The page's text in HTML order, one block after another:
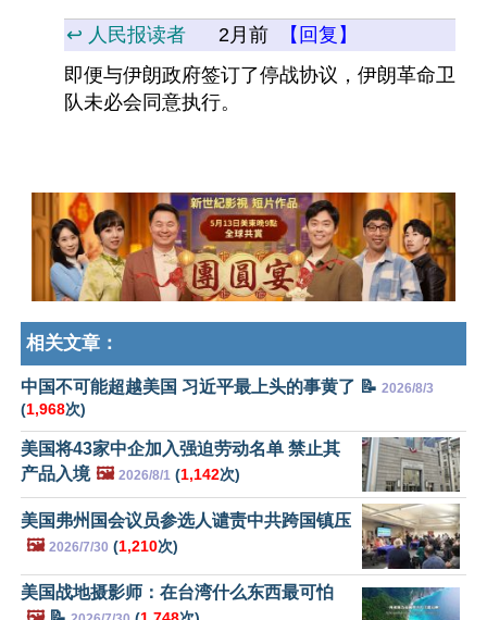
↩️ 人民报读者 2月前
【回复】
即便与伊朗政府签订了停战协议，伊朗革命卫
队未必会同意执行。
相关文章：
中国不可能超越美国 习近平最上头的事黄了 📝 2026/8/3
(1,968次)
美国将43家中企加入强迫劳动名单 禁止其
产品入境 🖼️ 2026/8/1 (1,142次)
美国弗州国会议员参选人谴责中共跨国镇压
🖼️ 2026/7/30 (1,210次)
美国战地摄影师：在台湾什么东西最可怕